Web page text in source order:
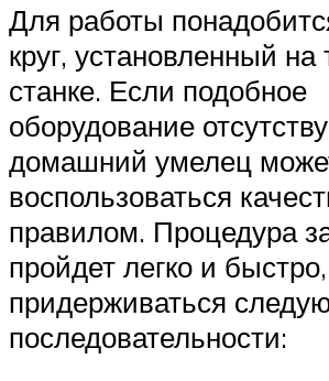
Для работы
круг, установленный
станке. Если подобное
оборудование
домашний умелец
воспользоваться
правилом. Процедура
пройдет легко и
придерживаться
последовательности: